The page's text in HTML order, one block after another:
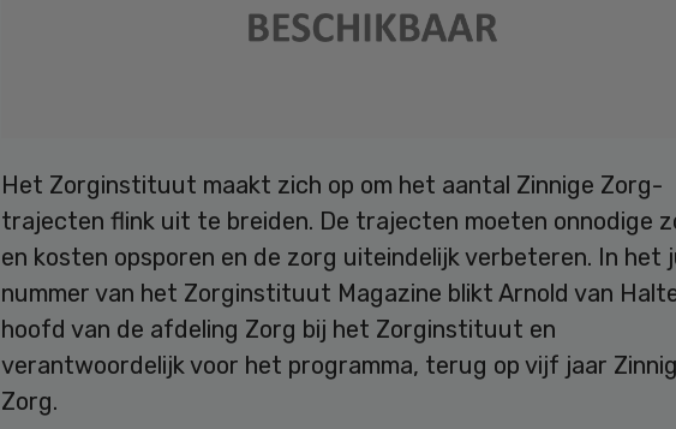
Het Zorginstituut maakt zich op om het aantal Zinnige Zorg-
trajecten flink uit te breiden. De trajecten moeten onnodige
en kosten opsporen en de zorg uiteindelijk verbeteren. In het
nummer van het Zorginstituut Magazine blikt Arnold van
hoofd van de afdeling Zorg bij het Zorginstituut en
verantwoordelijk voor het programma, terug op vijf jaar
Zorg.